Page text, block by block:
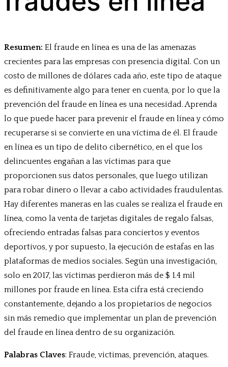
Resumen: El fraude en línea es una de las amenazas
crecientes para las empresas con presencia digital. Con un
costo de millones de dólares cada año, este tipo de ataque
es definitivamente algo para tener en cuenta, por lo que la
prevención del fraude en línea es una necesidad. Aprenda
lo que puede hacer para prevenir el fraude en línea y cómo
recuperarse si se convierte en una víctima de él. El fraude
en línea es un tipo de delito cibernético, en el que los
delincuentes engañan a las víctimas para que
proporcionen sus datos personales, que luego utilizan
para robar dinero o llevar a cabo actividades fraudulentas.
Hay diferentes maneras en las cuales se realiza el fraude en
línea, como la venta de tarjetas digitales de regalo falsas,
ofreciendo entradas falsas para conciertos y eventos
deportivos, y por supuesto, la ejecución de estafas en las
plataformas de medios sociales. Según una investigación,
solo en 2017, las víctimas perdieron más de $ 1.4 mil
millones por fraude en línea. Esta cifra está creciendo
constantemente, dejando a los propietarios de negocios
sin más remedio que implementar un plan de prevención
del fraude en línea dentro de su organización.
Palabras Claves: Fraude, victimas, prevención, ataques.